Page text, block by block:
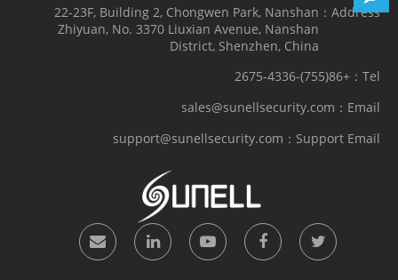
Address：
22-23F, Building 2, Chongwen Park, Nanshan
Zhiyuan, No. 3370 Liuxian Avenue, Nanshan
District, Shenzhen, China
Tel：
+86(755)-2675-4336
Email：
sales@sunellsecurity.com
Support Email：
support@sunellsecurity.com